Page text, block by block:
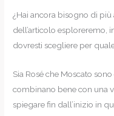
¿Hai ancora bisogno di
dell’articolo esploreremo,
dovresti scegliere per
Sia Rosé che Moscato
combinano bene con una
spiegare fin dall’inizio in